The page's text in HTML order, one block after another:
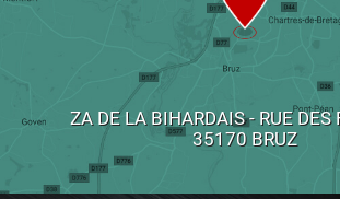
ZA DE LA BIHARDAIS - RUE DES
35170 BRUZ